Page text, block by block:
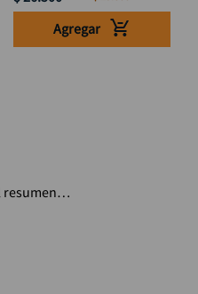
Agregar
resumen…